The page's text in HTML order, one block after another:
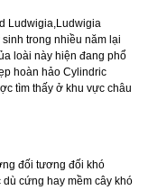
Ludwigia,Ludwigia
trong nhiều năm lại
loài này hiện đang phổ
hoàn hảo Cylindric
tìm thấy ở khu vực châu
đối tương đối khó
cứng hay mềm cây khó